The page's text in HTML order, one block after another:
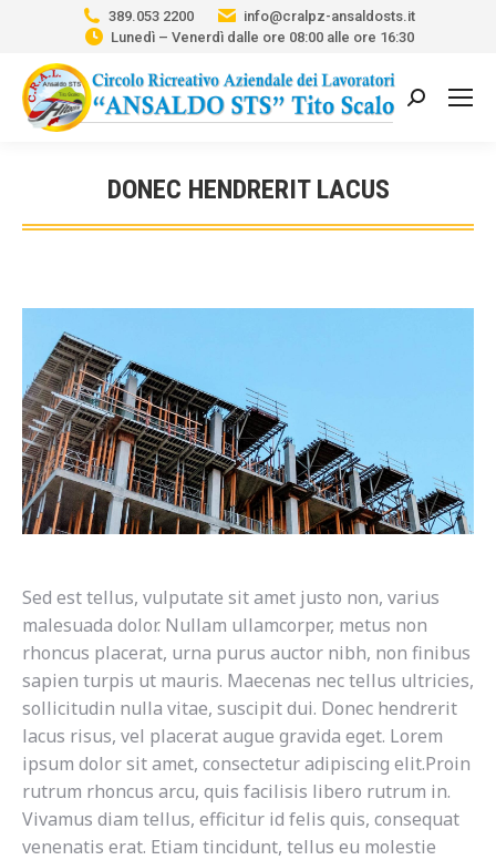
389.053 2200
info@cralpz-ansaldosts.it
Lunedì – Venerdì dalle ore 08:00 alle ore 16:30
Cerca:
DONEC HENDRERIT LACUS
Tu sei qui:
Sed est tellus, vulputate sit amet justo non, varius
malesuada dolor. Nullam ullamcorper, metus non
rhoncus placerat, urna purus auctor nibh, non finibus
sapien turpis ut mauris. Maecenas nec tellus ultricies,
sollicitudin nulla vitae, suscipit dui. Donec hendrerit
lacus risus, vel placerat augue gravida eget. Lorem
ipsum dolor sit amet, consectetur adipiscing elit.Proin
rutrum rhoncus arcu, quis facilisis libero rutrum in.
Vivamus diam tellus, efficitur id felis quis, consequat
venenatis erat. Etiam tincidunt, tellus eu molestie